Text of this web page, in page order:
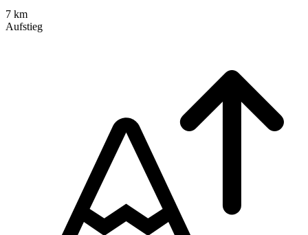
7 km
Aufstieg